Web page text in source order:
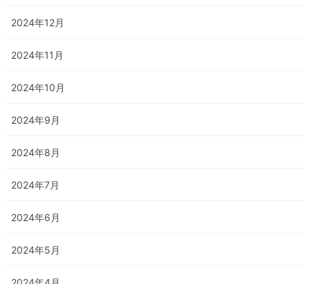
2024年12月
2024年11月
2024年10月
2024年9月
2024年8月
2024年7月
2024年6月
2024年5月